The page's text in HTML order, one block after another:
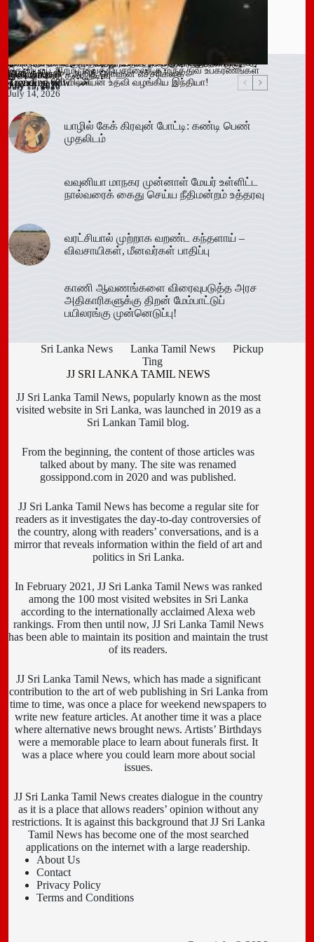
ஓகஸ்ட் நடுப்பகுதி வரை அபாயம் – வவுனியாவிலும் 67 பேருக்கு
டெங்கு உறுதி
July 16, 2026
இளைஞர்களை போதைக்கு இட்டுச் செல்லும் சமூக ஊடக
விளம்பரங்கள் – அஜித் ரொஹன எச்சரிக்கை
July 15, 2026
காலி சிறையை குறிவைத்து போதைப்பொருள் கடத்தல் முயற்சி
முறியடிப்பு
July 15, 2026
வவுனியா மாநகர முதல்வரை பதவி நீக்கும் வர்த்தமானிக்கு
இடைக்காலத் தடை நீடிப்பு
July 15, 2026
தெனியாய ஆரம்ப வைத்தியசாலைக்கு மருத்துவ உபகரணங்கள்
வழங்க ரூ.600 மில்லியன் உதவி வழங்கிய இந்தியா!
July 14, 2026
Trending now
யாழில் கேக் கிரவுன் போட்டி: கண்டி பெண்
முதலிடம்
வவுனியா மாநகர முன்னாள் மேயர் உள்ளிட்ட
நால்வரைக் கைது செய்ய நீதிமன்றம் உத்தரவு
வரட்சியால் முற்றாக வறண்ட கந்தளாய் –
விவசாயிகள், மீனவர்கள் பாதிப்பு
காணி ஆவணங்களை விரைவுபடுத்த அரச
அதிகாரிகளுக்கு திறன் மேம்பாட்டுப்
பயிலரங்கு முன்னெடுப்பு!
Sri Lanka News Lanka Tamil News
Pickup
Ting
JJ SRI LANKA TAMIL NEWS
JJ Sri Lanka Tamil News, popularly known as the most
visited website in Sri Lanka, was launched in 2019 as a
Sri Lankan Tamil blog.
From the beginning, the content of those articles was
talked about by many. The site was renamed
gossippond.com in 2020 and was published.
JJ Sri Lanka Tamil News has become a regular site for
readers as it investigates the day-to-day controversies of
the country, along with readers’ conversations, and is a
mirror that reveals information within the field of art and
politics in Sri Lanka.
In February 2021, JJ Sri Lanka Tamil News was ranked
among the 100 most visited websites in Sri Lanka
according to the internationally acclaimed Alexa web
rankings. From then until now, JJ Sri Lanka Tamil News
has been able to maintain its position and maintain the trust
of its readers.
JJ Sri Lanka Tamil News, which has made a significant
contribution to the art of web publishing in Sri Lanka from
time to time, was once a place for weekend newspapers to
write new feature articles. At another time it was a place
where alternative news brought news. Artists’ Birthdays
were a memorable place to learn about funerals first. It
was a place where you could learn more about social
issues.
JJ Sri Lanka Tamil News creates dialogue in the country
as it is a place that allows readers’ opinion without any
restrictions. It is against this background that JJ Sri Lanka
Tamil News has become one of the most searched
applications on the internet with a large readership.
About Us
Contact
Privacy Policy
Terms and Conditions